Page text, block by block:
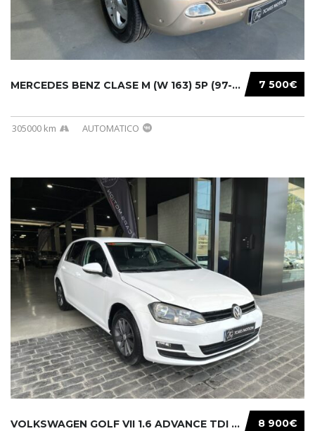
7 500€
MERCEDES BENZ CLASE M (W 163) 5P (97-05) 200...
305000 km AUTOMATICO
8 900€
VOLKSWAGEN GOLF VII 1.6 ADVANCE TDI 105CV BM...